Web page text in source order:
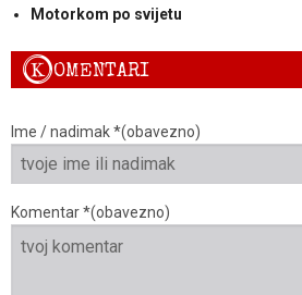
Motorkom po svijetu
KOMENTARI
Ime / nadimak *(obavezno)
Komentar *(obavezno)